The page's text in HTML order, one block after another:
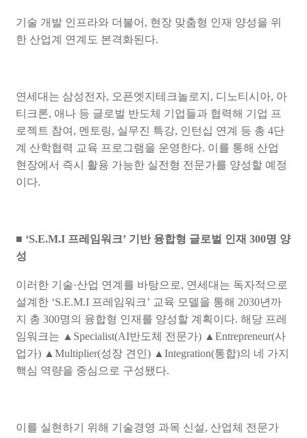
기술 개발 인프라와 더불어 , 현장 맞춤형 인재 양성을 위
한 산업계 연계도 본격화된다.
연세대는 삼성전자, 오픈엣지테크놀로지 , 디노티시아, 아
티크론, 애나 등 글로벌 반도체 기업들과 협력해 기업 프
로젝트 참여 , 멘토링, 실무진 특강, 인턴십 연계 등 총 4단
계 산학협력 교육 프로그램을 운영한다. 이를 통해 산업
현장에서 즉시 활용 가능한 실전형 전문가를 양성할 예정
이다.
■ ‘S.E.M.I 프레임워크’ 기반 융합형 글로벌 인재 300명 양
성
이러한 기술·산업 연계를 바탕으로, 연세대는 독자적으로
설계한 ‘S.E.M.I 프레임워크’ 교육 모델을 통해 2030년까
지 총 300명의 융합형 인재를 양성할 계획이다. 해당 프레
임워크는 ▲ Specialist(AI반도체 전문가) ▲ Entrepreneur(사
업가) ▲ Multiplier(성장 견인 ) ▲ Integration(통합)의 네 가지
핵심 역량을 중심으로 구성됐다.
이를 실현하기 위해 기술경영 과목 신설, 산업체 전문가